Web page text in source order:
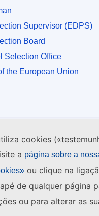
cookies
a página sobre a
ou clique na
de qualquer página
ou para alterar as
Supervisor (EDPS)
Board
Selection Office
the European Union